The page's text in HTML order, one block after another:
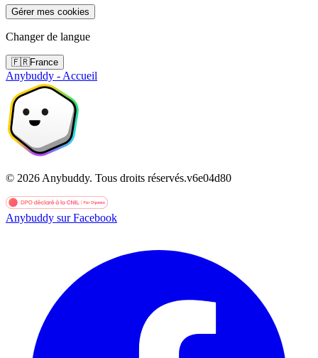
Gérer mes cookies
Changer de langue
🇫🇷France
Anybuddy - Accueil
© 2026 Anybuddy. Tous droits réservés.v6e04d80
Anybuddy sur Facebook